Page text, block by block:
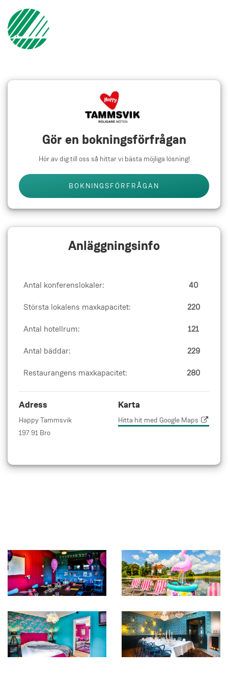
Gör en bokningsförfrågan
Hör av dig till oss så hittar vi bästa möjliga lösning!
BOKNINGSFÖRFRÅGAN
Anläggningsinfo
Antal konferenslokaler: 40
Största lokalens maxkapacitet: 220
Antal hotellrum: 121
Antal bäddar: 229
Restaurangens maxkapacitet: 280
Adress
Happy Tammsvik
197 91 Bro
Karta
Hitta hit med Google Maps